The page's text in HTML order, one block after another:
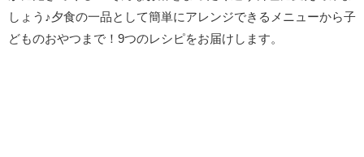
しょう♪夕食の一品として簡単にアレンジできるメニューから子
どものおやつまで！9つのレシピをお届けします。